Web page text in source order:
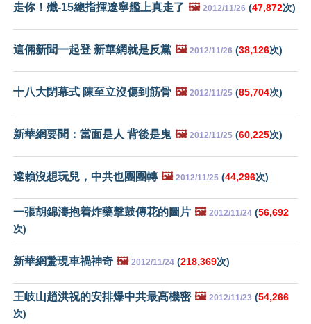
走你！殲-15總指揮遼寧艦上真走了 🖼️ 2012/11/26 (47,872次)
這倆新聞一起登 新華網就是反黨 🖼️ 2012/11/26 (38,126次)
十八大閉幕式 陳至立沒傷到筋骨 🖼️ 2012/11/25 (85,704次)
新華網要聞：當面是人 背後是鬼 🖼️ 2012/11/25 (60,225次)
達賴沒想玩兒，中共也團團轉 🖼️ 2012/11/25 (44,296次)
一張胡錦濤抱着炸藥擊鼓傳花的圖片 🖼️ 2012/11/24 (56,692
次)
新華網驚現車禍神奇 🖼️ 2012/11/24 (218,369次)
王岐山趙洪祝的安排爆中共最高機密 🖼️ 2012/11/23 (54,266
次)